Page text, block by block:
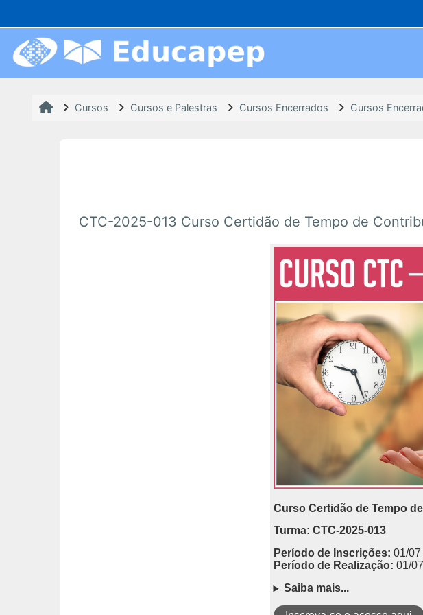
Cursos Cursos e Palestras Cursos Encerrados Cursos
CTC-2025-013 Curso Certidão de Tempo de
Curso Certidão de Tempo
Turma: CTC-2025-013
Período de Inscrições: 01/
Período de Realização: 01/
Saiba mais...